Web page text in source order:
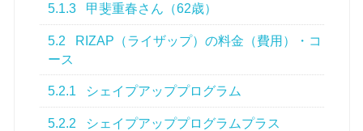
5.1.3 甲斐重春さん（62歳）
5.2
RIZAP（ライザップ）の料金（費用）・コ
ース
5.2.1 シェイプアッププログラム
5.2.2 シェイプアッププログラムプラス